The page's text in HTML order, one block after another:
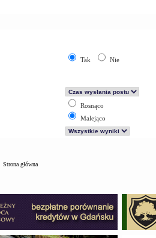
Tak Nie
Rosnąco
Malejąco
Strona główna